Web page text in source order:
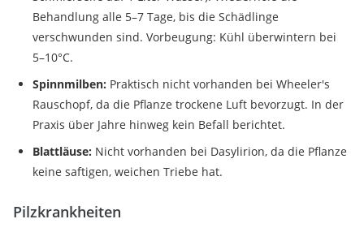
Behandlung alle 5–7 Tage, bis die Schädlinge
verschwunden sind. Vorbeugung: Kühl überwintern bei
5–10°C.
Spinnmilben: Praktisch nicht vorhanden bei Wheeler's
Rauschopf, da die Pflanze trockene Luft bevorzugt. In der
Praxis über Jahre hinweg kein Befall berichtet.
Blattläuse: Nicht vorhanden bei Dasylirion, da die Pflanze
keine saftigen, weichen Triebe hat.
Pilzkrankheiten